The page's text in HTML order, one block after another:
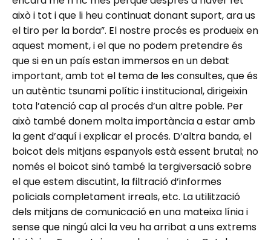
això i tot i que li heu continuat donant suport, ara us
el tiro per la borda”. El nostre procés es produeix en
aquest moment, i el que no podem pretendre és
que si en un país estan immersos en un debat
important, amb tot el tema de les consultes, que és
un autèntic tsunami polític i institucional, dirigeixin
tota l’atenció cap al procés d’un altre poble. Per
això també donem molta importància a estar amb
la gent d’aquí i explicar el procés. D’altra banda, el
boicot dels mitjans espanyols està essent brutal; no
només el boicot sinó també la tergiversació sobre
el que estem discutint, la filtració d’informes
policials completament irreals, etc. La utilització
dels mitjans de comunicació en una mateixa línia i
sense que ningú alci la veu ha arribat a uns extrems